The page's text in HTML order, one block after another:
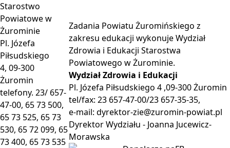
Zadania Powiatu Żuromińskiego z
zakresu edukacji wykonuje Wydział
Zdrowia i Edukacji Starostwa
Powiatowego w Żurominie.
Wydział Zdrowia i Edukacji
Pl. Józefa Piłsudskiego 4 ,09-300 Żuromin
tel/fax: 23 657-47-00/23 657-35-35,
e-mail:dyrektor-zie@zuromin-powiat.pl
Dyrektor Wydziału - Joanna Jucewicz-
Morawska
Starostwo
Powiatowe w
Żurominie
Pl. Józefa
Piłsudskiego
4, 09-300
Żuromin
telefony. 23/ 657-
47-00, 65 73 500,
65 73 525, 65 73
530, 65 72 099, 65
73 400, 65 73 535